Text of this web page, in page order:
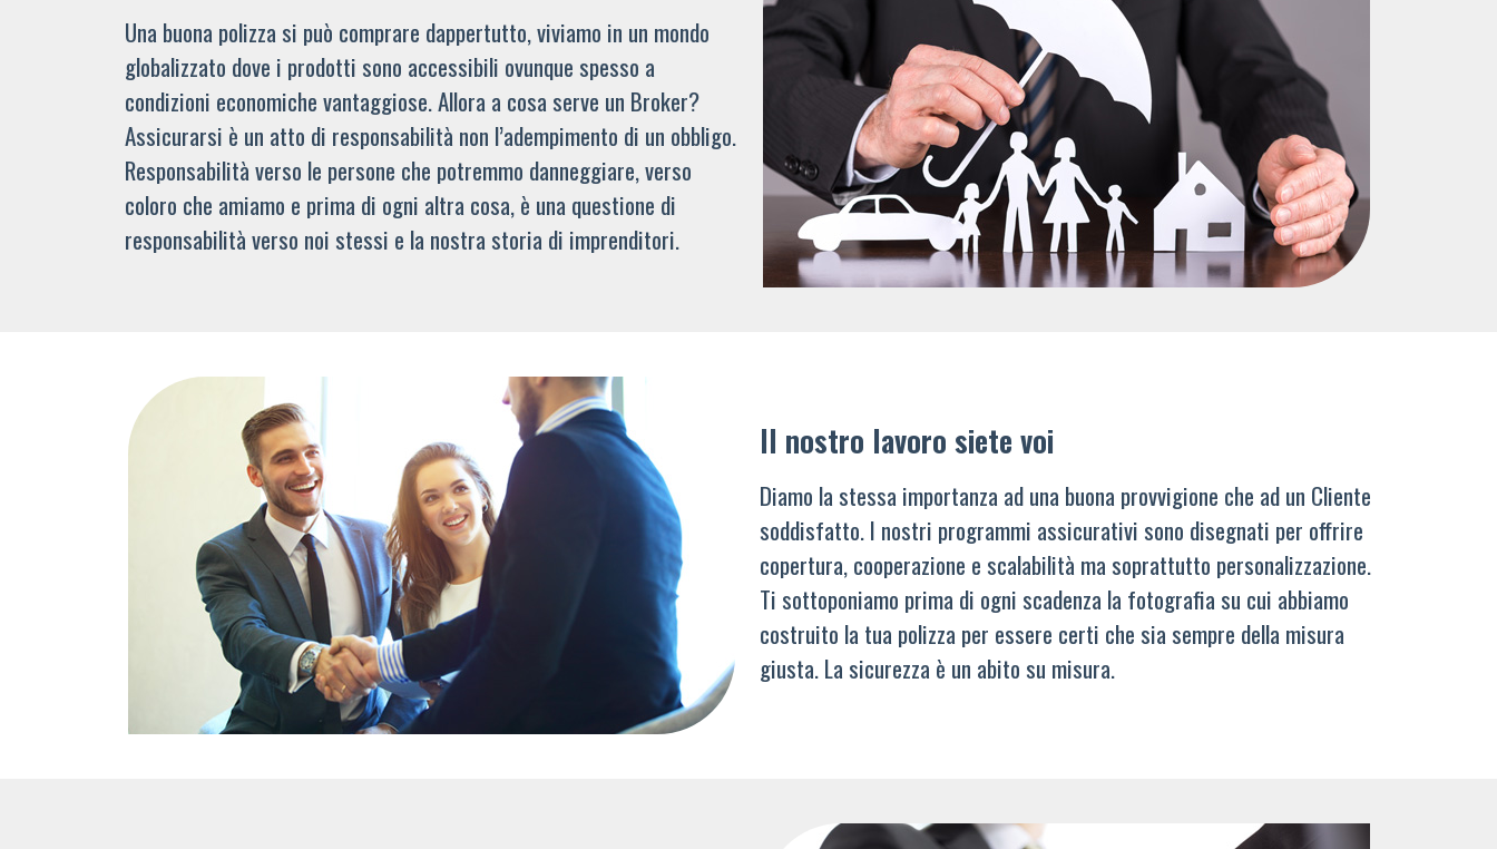
Una buona polizza si può comprare dappertutto, viviamo in un mondo
globalizzato dove i prodotti sono accessibili ovunque spesso a
condizioni economiche vantaggiose. Allora a cosa serve un Broker?
Assicurarsi è un atto di responsabilità non l’adempimento di un obbligo.
Responsabilità verso le persone che potremmo danneggiare, verso
coloro che amiamo e prima di ogni altra cosa, è una questione di
responsabilità verso noi stessi e la nostra storia di imprenditori.
Il nostro lavoro siete voi
Diamo la stessa importanza ad una buona provvigione che ad un Cliente
soddisfatto. I nostri programmi assicurativi sono disegnati per offrire
copertura, cooperazione e scalabilità ma soprattutto personalizzazione.
Ti sottoponiamo prima di ogni scadenza la fotografia su cui abbiamo
costruito la tua polizza per essere certi che sia sempre della misura
giusta. La sicurezza è un abito su misura.